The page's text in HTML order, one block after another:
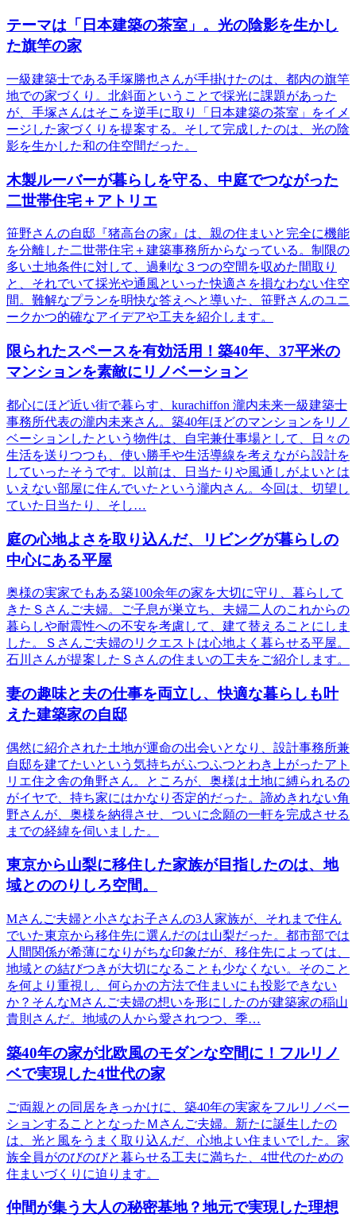
テーマは「日本建築の茶室」。光の陰影を生かし
た旗竿の家
一級建築士である手塚勝也さんが手掛けたのは、都内の旗竿
地での家づくり。北斜面ということで採光に課題があった
が、手塚さんはそこを逆手に取り「日本建築の茶室」をイメ
ージした家づくりを提案する。そして完成したのは、光の陰
影を生かした和の住空間だった。
木製ルーバーが暮らしを守る、中庭でつながった
二世帯住宅＋アトリエ
笹野さんの自邸『猪高台の家』は、親の住まいと完全に機能
を分離した二世帯住宅＋建築事務所からなっている。制限の
多い土地条件に対して、過剰な３つの空間を収めた間取り
と、それでいて採光や通風といった快適さを損なわない住空
間。難解なプランを明快な答えへと導いた、笹野さんのユニ
ークかつ的確なアイデアや工夫を紹介します。
限られたスペースを有効活用！築40年、37平米の
マンションを素敵にリノベーション
都心にほど近い街で暮らす、kurachiffon 瀧内未来一級建築士
事務所代表の瀧内未来さん。築40年ほどのマンションをリノ
ベーションしたという物件は、自宅兼仕事場として、日々の
生活を送りつつも、使い勝手や生活導線を考えながら設計を
していったそうです。以前は、日当たりや風通しがよいとは
いえない部屋に住んでいたという瀧内さん。今回は、切望し
ていた日当たり、そし…
庭の心地よさを取り込んだ、リビングが暮らしの
中心にある平屋
奥様の実家でもある築100余年の家を大切に守り、暮らして
きたＳさんご夫婦。ご子息が巣立ち、夫婦二人のこれからの
暮らしや耐震性への不安を考慮して、建て替えることにしま
した。Ｓさんご夫婦のリクエストは心地よく暮らせる平屋。
石川さんが提案したＳさんの住まいの工夫をご紹介します。
妻の趣味と夫の仕事を両立し、快適な暮らしも叶
えた建築家の自邸
偶然に紹介された土地が運命の出会いとなり、設計事務所兼
自邸を建てたいという気持ちがふつふつとわき上がったアト
リエ住之舎の角野さん。ところが、奥様は土地に縛られるの
がイヤで、持ち家にはかなり否定的だった。諦めきれない角
野さんが、奥様を納得させ、ついに念願の一軒を完成させる
までの経緯を伺いました。
東京から山梨に移住した家族が目指したのは、地
域とののりしろ空間。
Mさんご夫婦と小さなお子さんの3人家族が、それまで住ん
でいた東京から移住先に選んだのは山梨だった。都市部では
人間関係が希薄になりがちな印象だが、移住先によっては、
地域との結びつきが大切になることも少なくない。そのこと
を何より重視し、何らかの方法で住まいにも投影できない
か？そんなMさんご夫婦の想いを形にしたのが建築家の稲山
貴則さんだ。地域の人から愛されつつ、季…
築40年の家が北欧風のモダンな空間に！フルリノ
ベで実現した4世代の家
ご両親との同居をきっかけに、築40年の実家をフルリノベー
ションすることとなったＭさんご夫婦。新たに誕生したの
は、光と風をうまく取り込んだ、心地よい住まいでした。家
族全員がのびのびと暮らせる工夫に満ちた、4世代のための
住まいづくりに迫ります。
仲間が集う大人の秘密基地？地元で実現した理想